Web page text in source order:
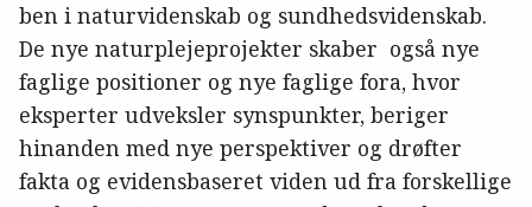
ben i naturvidenskab og sundhedsvidenskab.
De nye naturplejeprojekter skaber også nye
faglige positioner og nye faglige fora, hvor
eksperter udveksler synspunkter, beriger
hinanden med nye perspektiver og drøfter
fakta og evidensbaseret viden ud fra forskellige